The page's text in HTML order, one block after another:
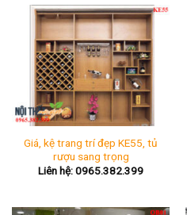
Giá, kệ trang trí đẹp KE55, tủ
rượu sang trọng
Liên hệ: 0965.382.399